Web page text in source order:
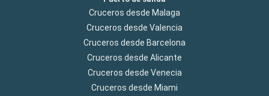
Cruceros desde Malaga
Cruceros desde Valencia
Cruceros desde Barcelona
Cruceros desde Alicante
Cruceros desde Venecia
Cruceros desde Miami